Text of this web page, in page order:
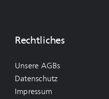
Rechtliches
Unsere AGBs
Datenschutz
Impressum